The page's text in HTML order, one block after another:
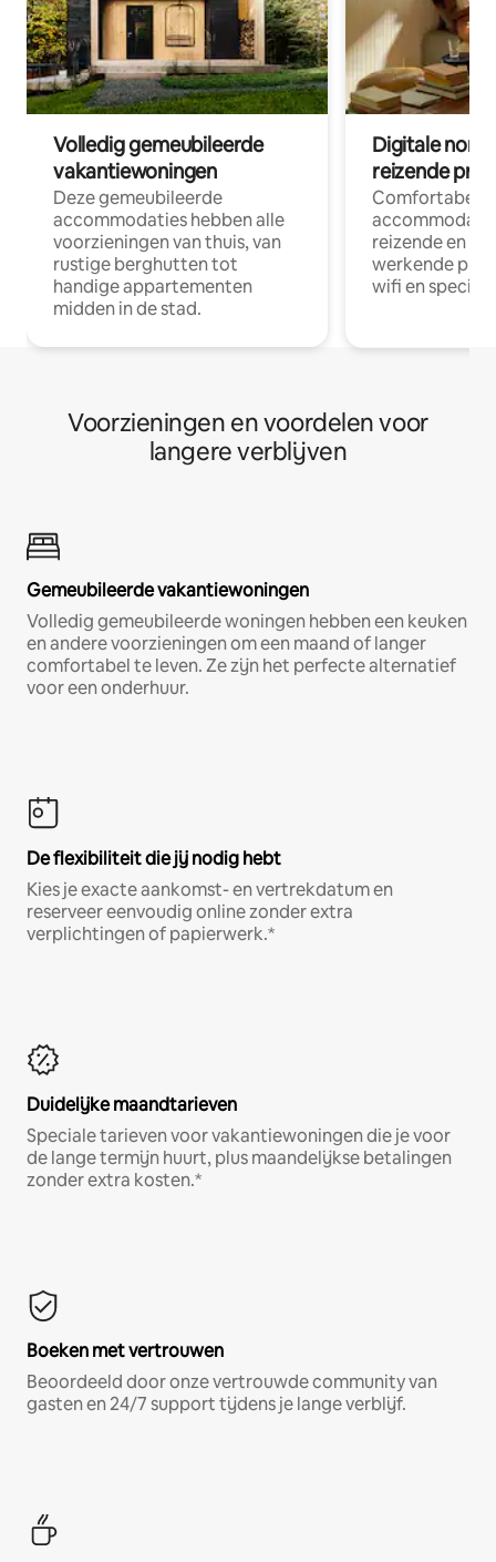
Volledig gemeubileerde
vakantiewoningen
Deze gemeubileerde
accommodaties hebben alle
voorzieningen van thuis, van
rustige berghutten tot
handige appartementen
midden in de stad.
Digitale
reizende
Comfortabele
reizende en
werkende
wifi en
Voorzieningen en voordelen voor
langere verblijven
Gemeubileerde vakantiewoningen
Volledig gemeubileerde woningen hebben een keuken
en andere voorzieningen om een maand of langer
comfortabel te leven. Ze zijn het perfecte alternatief
voor een onderhuur.
De flexibiliteit die jij nodig hebt
Kies je exacte aankomst- en vertrekdatum en
reserveer eenvoudig online zonder extra
verplichtingen of papierwerk.*
Duidelijke maandtarieven
Speciale tarieven voor vakantiewoningen die je voor
de lange termijn huurt, plus maandelijkse betalingen
zonder extra kosten.*
Boeken met vertrouwen
Beoordeeld door onze vertrouwde community van
gasten en 24/7 support tijdens je lange verblijf.